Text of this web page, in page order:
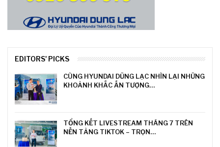
EDITORS' PICKS
CÙNG HYUNDAI DŨNG LẠC NHÌN LẠI NHỮNG
KHOẢNH KHẮC ẤN TƯỢNG…
TỔNG KẾT LIVESTREAM THÁNG 7 TRÊN
NỀN TẢNG TIKTOK – TRỌN…